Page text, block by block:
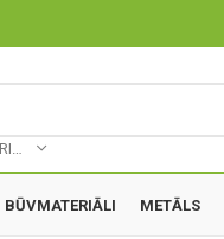
BŪVMATERIĀLI METĀLS